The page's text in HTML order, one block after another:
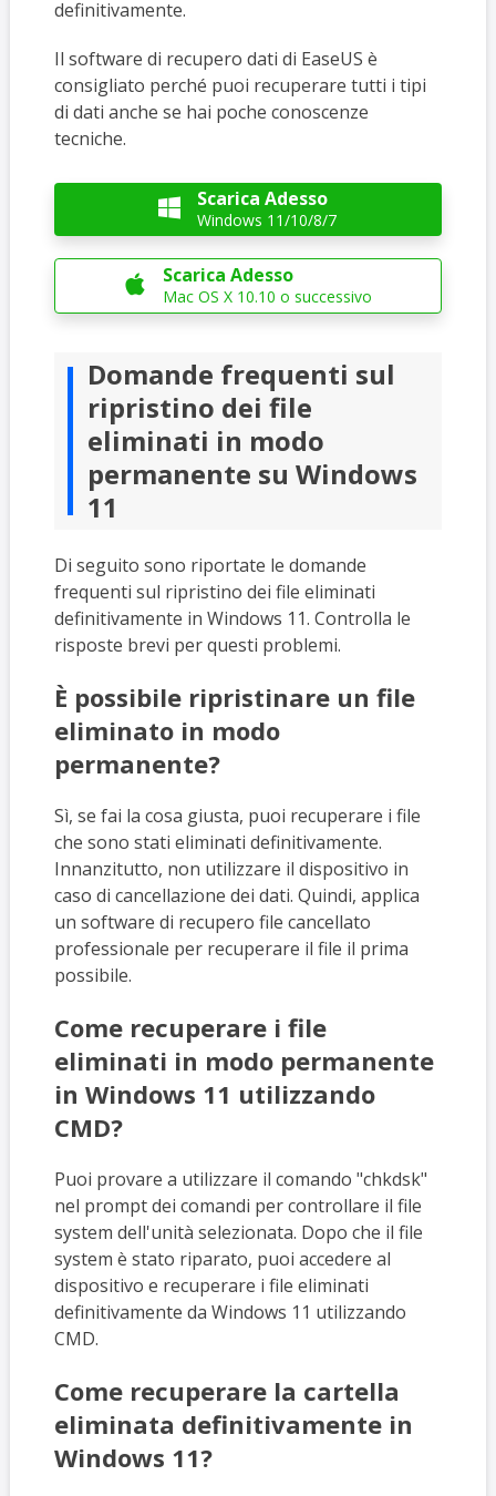
definitivamente.
Il software di recupero dati di EaseUS è
consigliato perché puoi recuperare tutti i tipi
di dati anche se hai poche conoscenze
tecniche.
 Scarica Adesso
Windows 11/10/8/7
 Scarica Adesso
Mac OS X 10.10 o successivo
Domande frequenti sul
ripristino dei file
eliminati in modo
permanente su Windows
11
Di seguito sono riportate le domande
frequenti sul ripristino dei file eliminati
definitivamente in Windows 11. Controlla le
risposte brevi per questi problemi.
È possibile ripristinare un file
eliminato in modo
permanente?
Sì, se fai la cosa giusta, puoi recuperare i file
che sono stati eliminati definitivamente.
Innanzitutto, non utilizzare il dispositivo in
caso di cancellazione dei dati. Quindi, applica
un software di recupero file cancellato
professionale per recuperare il file il prima
possibile.
Come recuperare i file
eliminati in modo permanente
in Windows 11 utilizzando
CMD?
Puoi provare a utilizzare il comando "chkdsk"
nel prompt dei comandi per controllare il file
system dell'unità selezionata. Dopo che il file
system è stato riparato, puoi accedere al
dispositivo e recuperare i file eliminati
definitivamente da Windows 11 utilizzando
CMD.
Come recuperare la cartella
eliminata definitivamente in
Windows 11?